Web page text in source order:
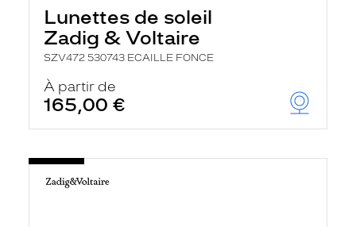
Lunettes de soleil
Zadig & Voltaire
SZV472 530743 ECAILLE FONCE
À partir de
165,00 €